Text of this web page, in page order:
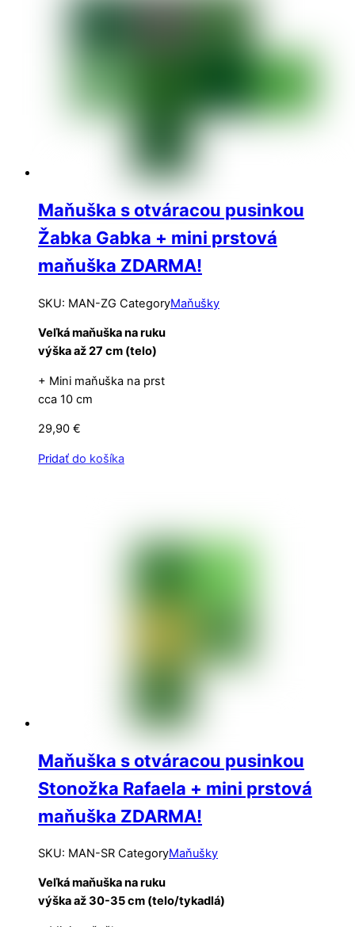
Maňuška s otváracou pusinkou
Žabka Gabka + mini prstová
maňuška ZDARMA!
SKU: MAN-ZG CategoryMaňušky
Veľká maňuška na ruku
výška až 27 cm (telo)
+ Mini maňuška na prst
cca 10 cm
29,90 €
Pridať do košíka
Maňuška s otváracou pusinkou
Stonožka Rafaela + mini prstová
maňuška ZDARMA!
SKU: MAN-SR CategoryMaňušky
Veľká maňuška na ruku
výška až 30-35 cm (telo/tykadlá)